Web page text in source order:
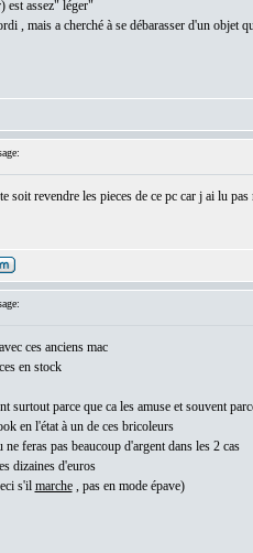
est assez" léger"
, mais a cherché à se débarasser d'un objet
soit revendre les pieces de ce pc car j ai lu
ces anciens mac
en stock
surtout parce que ca les amuse et souvent
en l'état à un de ces bricoleurs
feras pas beaucoup d'argent dans les 2 cas
dizaines d'euros
s'il marche, pas en mode épave)